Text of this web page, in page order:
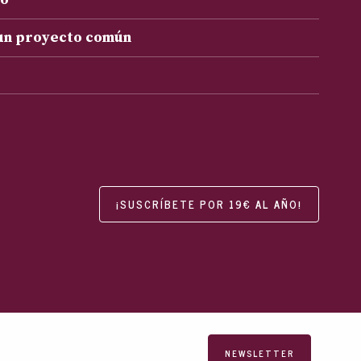
proyecto común
¡SUSCRÍBETE POR 19€ AL AÑO!
NEWSLETTER